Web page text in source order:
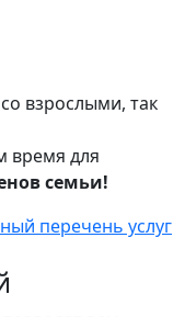
взрослыми, так
время для
семьи!
перечень услуг